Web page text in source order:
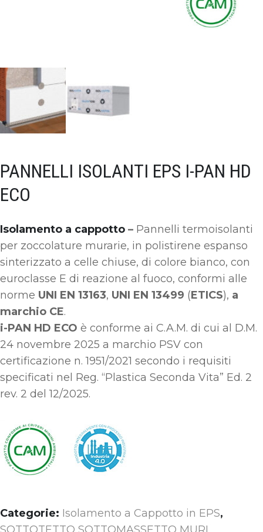
PANNELLI ISOLANTI EPS I-PAN HD
ECO
Isolamento a cappotto – Pannelli termoisolanti
per zoccolature murarie, in polistirene espanso
sinterizzato a celle chiuse, di colore bianco, con
euroclasse E di reazione al fuoco, conformi alle
norme UNI EN 13163, UNI EN 13499 (ETICS), a
marchio CE.
i-PAN HD ECO è conforme ai C.A.M. di cui al D.M.
24 novembre 2025 a marchio PSV con
certificazione n. 1951/2021 secondo i requisiti
specificati nel Reg. “Plastica Seconda Vita” Ed. 2
rev. 2 del 12/2025.
Categorie: Isolamento a Cappotto in EPS,